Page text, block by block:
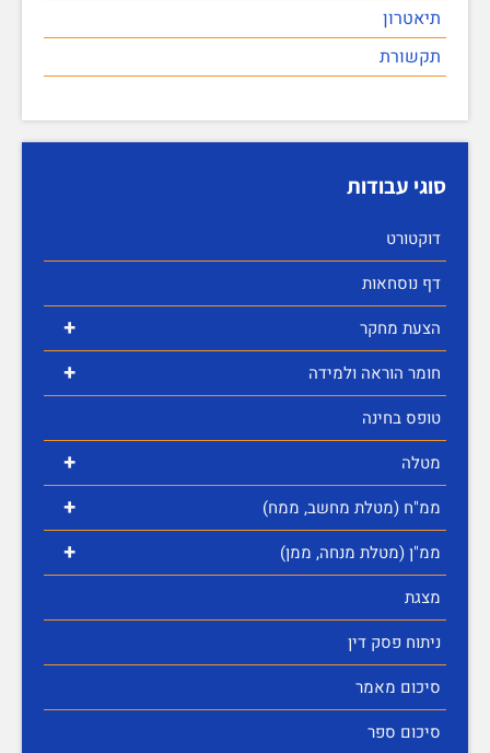
תיאטרון
תקשורת
סוגי עבודות
דוקטורט
דף נוסחאות
+ הצעת מחקר
+
חומר הוראה ולמידה
טופס בחינה
+ מטלה
+ ממ"ח (מטלת מחשב, ממח)
+
ממ"ן (מטלת מנחה, ממן)
מצגת
ניתוח פסק דין
סיכום מאמר
סיכום ספר